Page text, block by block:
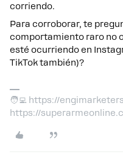
corriendo.
Para corroborar, te
comportamiento raro no
esté ocurriendo en
TikTok también)?
🧑‍💻 https://
https://